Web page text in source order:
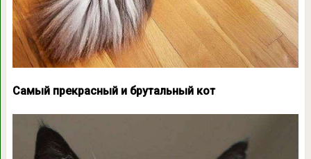
Самый прекрасный и брутальный кот